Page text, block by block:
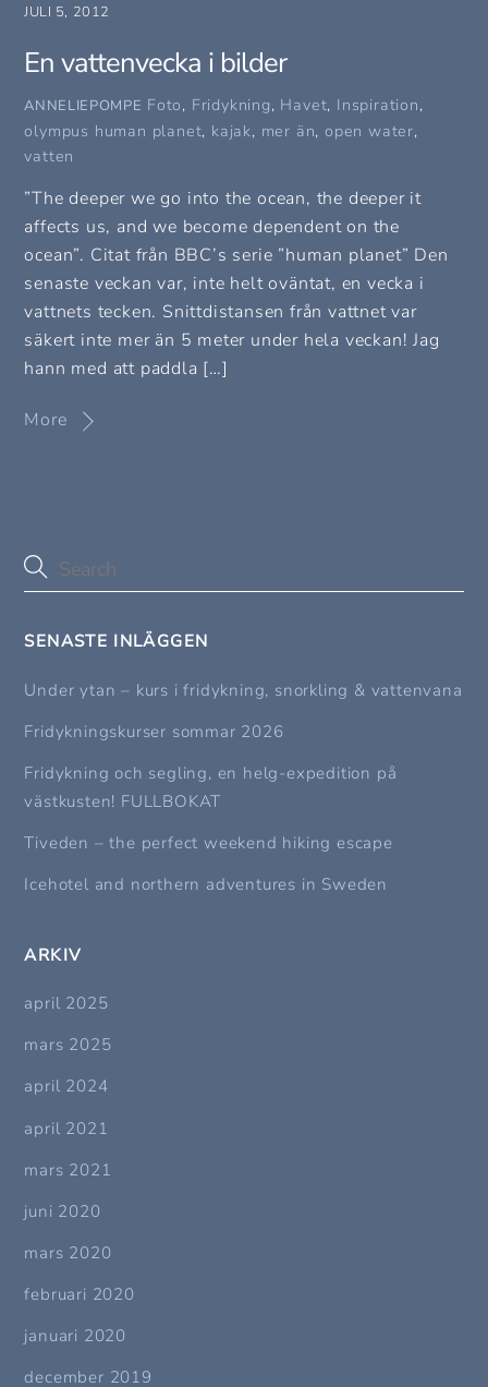
JULI 5, 2012
En vattenvecka i bilder
ANNELIEPOMPE Foto, Fridykning, Havet, Inspiration,
olympus human planet, kajak, mer än,open water,
vatten
”The deeper we go into the ocean, the deeper it
affects us, and we become dependent on the
ocean”. Citat från BBC’s serie ”human planet” Den
senaste veckan var, inte helt oväntat, en vecka i
vattnets tecken. Snittdistansen från vattnet var
säkert inte mer än 5 meter under hela veckan! Jag
hann med att paddla […]
More
SENASTE INLÄGGEN
Under ytan – kurs i fridykning, snorkling & vattenvana
Fridykningskurser sommar 2026
Fridykning och segling, en helg-expedition på
västkusten! FULLBOKAT
Tiveden – the perfect weekend hiking escape
Icehotel and northern adventures in Sweden
ARKIV
april 2025
mars 2025
april 2024
april 2021
mars 2021
juni 2020
mars 2020
februari 2020
januari 2020
december 2019